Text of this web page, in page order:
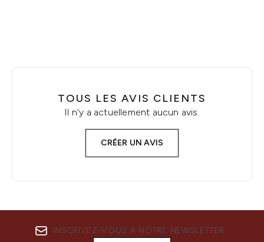
TOUS LES AVIS CLIENTS
Il n'y a actuellement aucun avis.
CRÉER UN AVIS
INSCRIVEZ-VOUS À NOTRE NEWSLETTER